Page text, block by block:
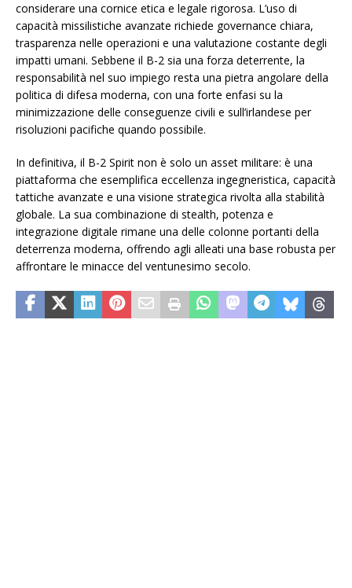
considerare una cornice etica e legale rigorosa. L’uso di
capacità missilistiche avanzate richiede governance chiara,
trasparenza nelle operazioni e una valutazione costante degli
impatti umani. Sebbene il B-2 sia una forza deterrente, la
responsabilità nel suo impiego resta una pietra angolare della
politica di difesa moderna, con una forte enfasi su la
minimizzazione delle conseguenze civili e sull’irlandese per
risoluzioni pacifiche quando possibile.
In definitiva, il B-2 Spirit non è solo un asset militare: è una
piattaforma che esemplifica eccellenza ingegneristica, capacità
tattiche avanzate e una visione strategica rivolta alla stabilità
globale. La sua combinazione di stealth, potenza e
integrazione digitale rimane una delle colonne portanti della
deterrenza moderna, offrendo agli alleati una base robusta per
affrontare le minacce del ventunesimo secolo.